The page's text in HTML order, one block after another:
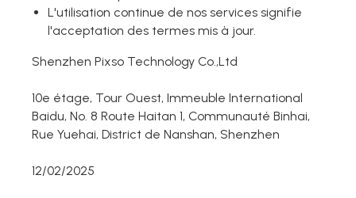
L'utilisation continue de nos services signifie
l'acceptation des termes mis à jour.
Shenzhen Pixso Technology Co.,Ltd
10e étage, Tour Ouest, Immeuble International
Baidu, No. 8 Route Haitan 1, Communauté Binhai,
Rue Yuehai, District de Nanshan, Shenzhen
12/02/2025